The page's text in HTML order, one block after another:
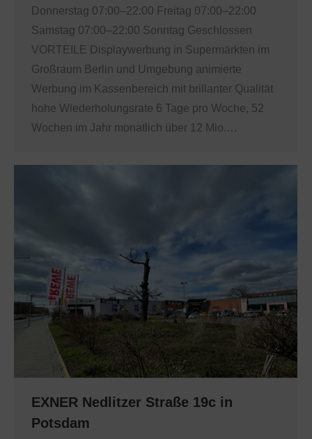
Donnerstag 07:00–22:00 Freitag 07:00–22:00
Samstag 07:00–22:00 Sonntag Geschlossen
VORTEILE Displaywerbung in Supermärkten im
Großraum Berlin und Umgebung animierte
Werbung im Kassenbereich mit brillanter Qualität
hohe Wiederholungsrate 6 Tage pro Woche, 52
Wochen im Jahr monatlich über 12 Mio.…
EXNER Nedlitzer Straße 19c in
Potsdam